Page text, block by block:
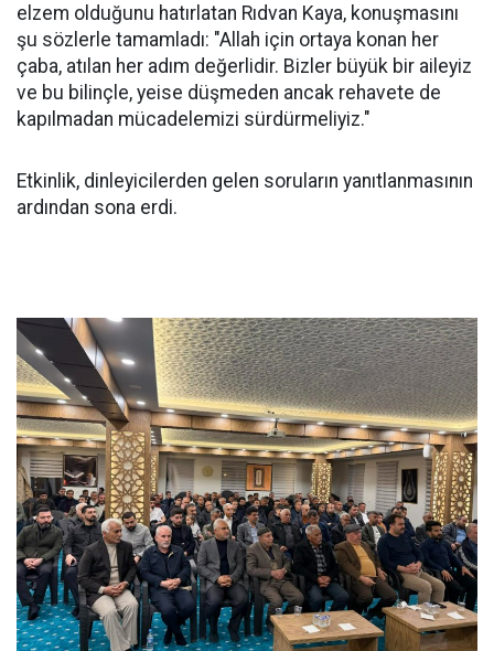
elzem olduğunu hatırlatan Rıdvan Kaya, konuşmasını
şu sözlerle tamamladı: "Allah için ortaya konan her
çaba, atılan her adım değerlidir. Bizler büyük bir aileyiz
ve bu bilinçle, yeise düşmeden ancak rehavete de
kapılmadan mücadelemizi sürdürmeliyiz."
Etkinlik, dinleyicilerden gelen soruların yanıtlanmasının
ardından sona erdi.